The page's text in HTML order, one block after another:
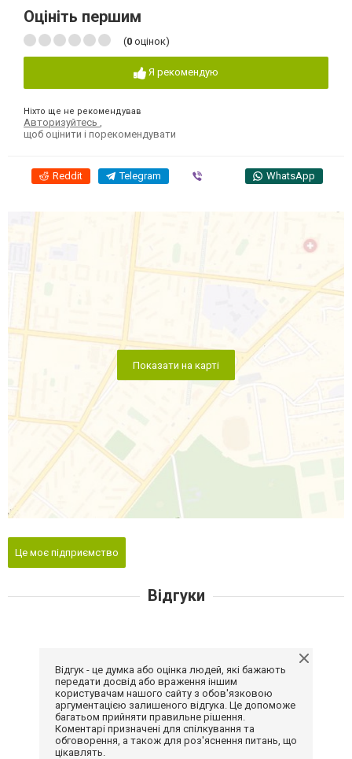
Оцініть першим
(0 оцінок)
Я рекомендую
Ніхто ще не рекомендував
Авторизуйтесь
щоб оцінити і порекомендувати
Reddit Telegram WhatsApp
Показати на карті
Це моє підприємство
Відгуки
Відгук - це думка або оцінка людей, які бажають
передати досвід або враження іншим
користувачам нашого сайту з обов'язковою
аргументацією залишеного відгука. Це допоможе
багатьом прийняти правильне рішення.
Коментарі призначені для спілкування та
обговорення, а також для роз'яснення питань, що
цікавлять.